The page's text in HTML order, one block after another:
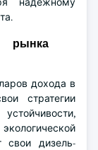
дохода в
стратегии
свои дизель-